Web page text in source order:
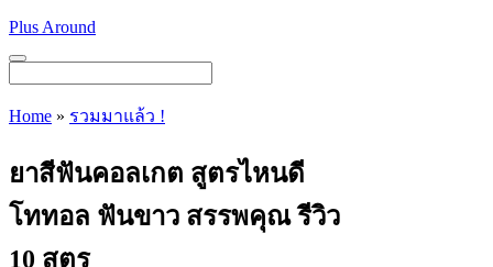
Skip
content
Plus Around
Menu
Home » รวมมาแล้ว !
ยาสีฟันคอลเกต สูตรไหนดี
โททอล ฟันขาว สรรพคุณ รีวิว
10 สูตร